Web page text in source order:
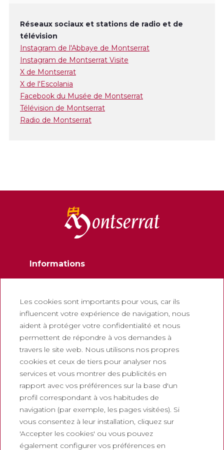
Réseaux sociaux et stations de radio et de
télévision
Instagram de l'Abbaye de Montserrat
Instagram de Montserrat Visite
X de Montserrat
X de l'Escolania
Facebook du Musée de Montserrat
Télévision de Montserrat
Radio de Montserrat
Informations
Newsletter
Travaillez avec nous
Foire aux questions
Billets touristiques
Politique de confidentialité
Politique de cookies
Politique des Réseaux Sociaux
Canal de signalement
Les cookies sont importants pour vous, car ils
influencent votre expérience de navigation, nous
aident à protéger votre confidentialité et nous
permettent de répondre à vos demandes à
travers le site web. Nous utilisons nos propres
cookies et ceux de tiers pour analyser nos
services et vous montrer des publicités en
rapport avec vos préférences sur la base d'un
profil correspondant à vos habitudes de
navigation (par exemple, les pages visitées). Si
vous consentez à leur installation, cliquez sur
'Accepter les cookies' ou vous pouvez
également configurer vos préférences en